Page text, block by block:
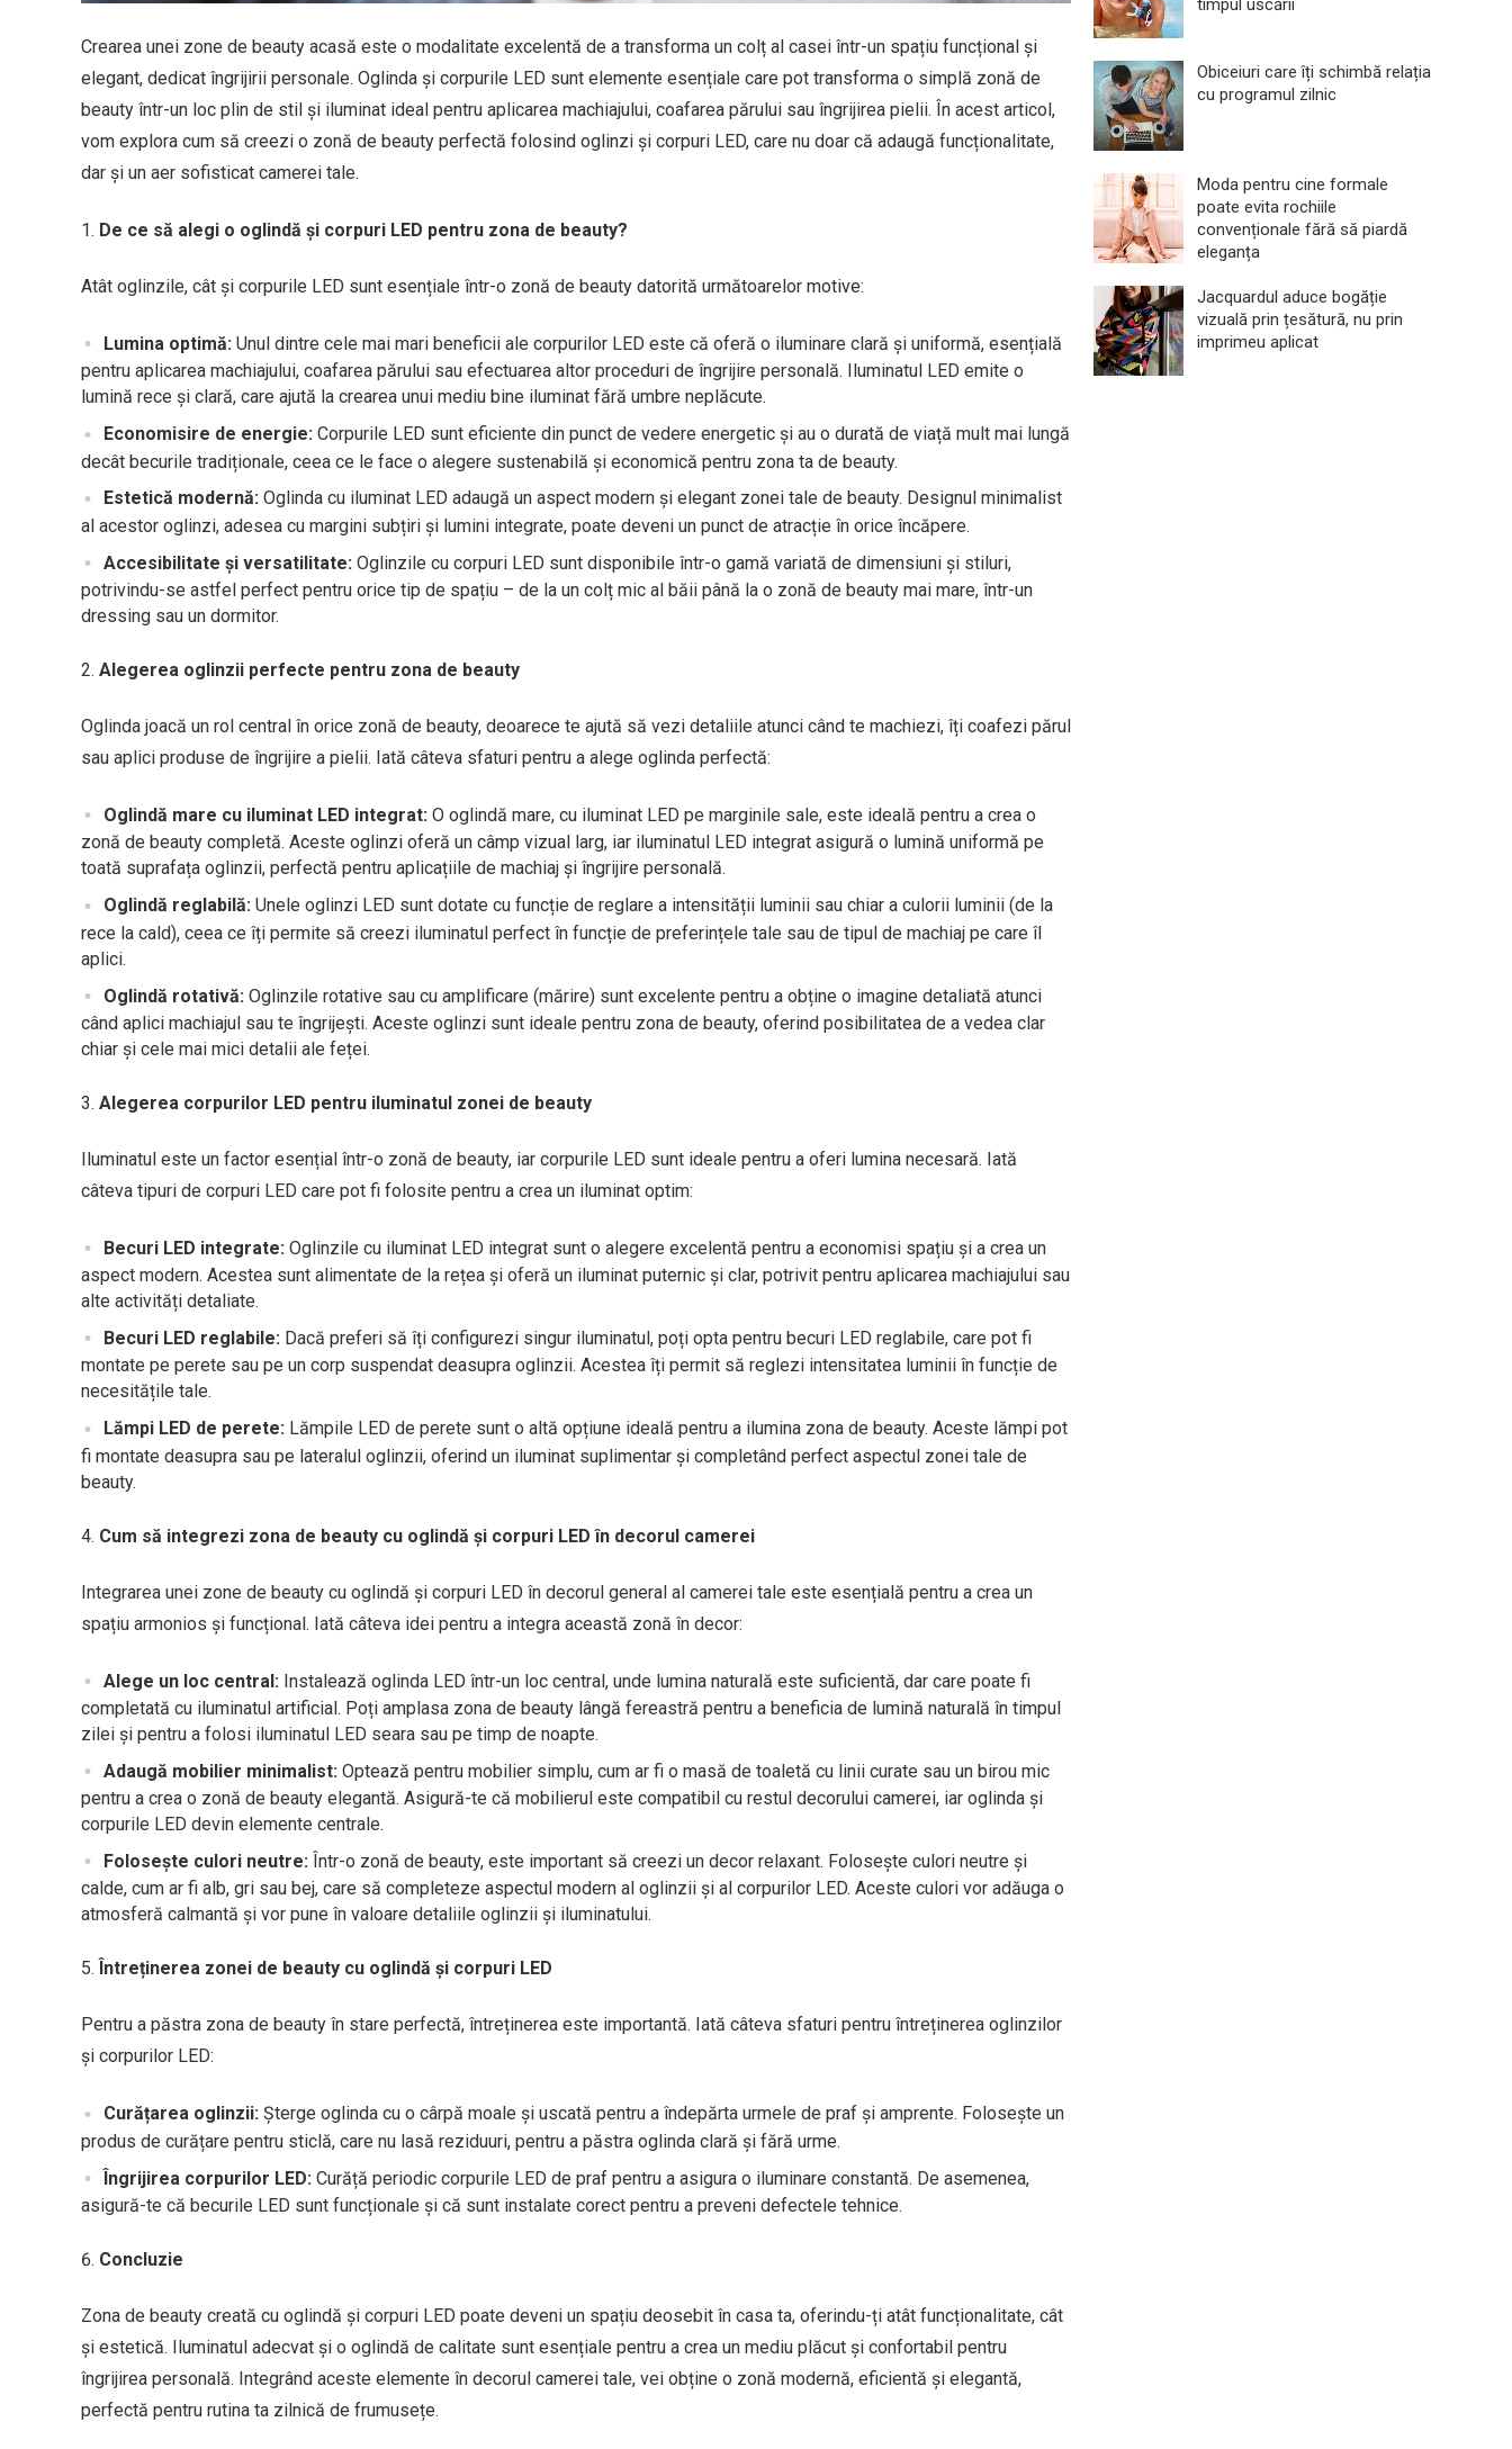
Crearea unei zone de beauty acasă este o modalitate excelentă de a transforma un colț al casei într-un spațiu funcțional și
elegant, dedicat îngrijirii personale. Oglinda și corpurile LED sunt elemente esențiale care pot transforma o simplă zonă de
beauty într-un loc plin de stil și iluminat ideal pentru aplicarea machiajului, coafarea părului sau îngrijirea pielii. În acest articol,
vom explora cum să creezi o zonă de beauty perfectă folosind oglinzi și corpuri LED, care nu doar că adaugă funcționalitate,
dar și un aer sofisticat camerei tale.
De ce să alegi o oglindă și corpuri LED pentru zona de beauty?
Atât oglinzile, cât și corpurile LED sunt esențiale într-o zonă de beauty datorită următoarelor motive:
Lumina optimă: Unul dintre cele mai mari beneficii ale corpurilor LED este că oferă o iluminare clară și uniformă, esențială
pentru aplicarea machiajului, coafarea părului sau efectuarea altor proceduri de îngrijire personală. Iluminatul LED emite o
lumină rece și clară, care ajută la crearea unui mediu bine iluminat fără umbre neplăcute.
Economisire de energie: Corpurile LED sunt eficiente din punct de vedere energetic și au o durată de viață mult mai lungă
decât becurile tradiționale, ceea ce le face o alegere sustenabilă și economică pentru zona ta de beauty.
Estetică modernă: Oglinda cu iluminat LED adaugă un aspect modern și elegant zonei tale de beauty. Designul minimalist
al acestor oglinzi, adesea cu margini subțiri și lumini integrate, poate deveni un punct de atracție în orice încăpere.
Accesibilitate și versatilitate: Oglinzile cu corpuri LED sunt disponibile într-o gamă variată de dimensiuni și stiluri,
potrivindu-se astfel perfect pentru orice tip de spațiu – de la un colț mic al băii până la o zonă de beauty mai mare, într-un
dressing sau un dormitor.
Alegerea oglinzii perfecte pentru zona de beauty
Oglinda joacă un rol central în orice zonă de beauty, deoarece te ajută să vezi detaliile atunci când te machiezi, îți coafezi părul
sau aplici produse de îngrijire a pielii. Iată câteva sfaturi pentru a alege oglinda perfectă:
Oglindă mare cu iluminat LED integrat: O oglindă mare, cu iluminat LED pe marginile sale, este ideală pentru a crea o
zonă de beauty completă. Aceste oglinzi oferă un câmp vizual larg, iar iluminatul LED integrat asigură o lumină uniformă pe
toată suprafața oglinzii, perfectă pentru aplicațiile de machiaj și îngrijire personală.
Oglindă reglabilă: Unele oglinzi LED sunt dotate cu funcție de reglare a intensității luminii sau chiar a culorii luminii (de la
rece la cald), ceea ce îți permite să creezi iluminatul perfect în funcție de preferințele tale sau de tipul de machiaj pe care îl
aplici.
Oglindă rotativă: Oglinzile rotative sau cu amplificare (mărire) sunt excelente pentru a obține o imagine detaliată atunci
când aplici machiajul sau te îngrijești. Aceste oglinzi sunt ideale pentru zona de beauty, oferind posibilitatea de a vedea clar
chiar și cele mai mici detalii ale feței.
Alegerea corpurilor LED pentru iluminatul zonei de beauty
Iluminatul este un factor esențial într-o zonă de beauty, iar corpurile LED sunt ideale pentru a oferi lumina necesară. Iată
câteva tipuri de corpuri LED care pot fi folosite pentru a crea un iluminat optim:
Becuri LED integrate: Oglinzile cu iluminat LED integrat sunt o alegere excelentă pentru a economisi spațiu și a crea un
aspect modern. Acestea sunt alimentate de la rețea și oferă un iluminat puternic și clar, potrivit pentru aplicarea machiajului sau
alte activități detaliate.
Becuri LED reglabile: Dacă preferi să îți configurezi singur iluminatul, poți opta pentru becuri LED reglabile, care pot fi
montate pe perete sau pe un corp suspendat deasupra oglinzii. Acestea îți permit să reglezi intensitatea luminii în funcție de
necesitățile tale.
Lămpi LED de perete: Lămpile LED de perete sunt o altă opțiune ideală pentru a ilumina zona de beauty. Aceste lămpi pot
fi montate deasupra sau pe lateralul oglinzii, oferind un iluminat suplimentar și completând perfect aspectul zonei tale de
beauty.
Cum să integrezi zona de beauty cu oglindă și corpuri LED în decorul camerei
Integrarea unei zone de beauty cu oglindă și corpuri LED în decorul general al camerei tale este esențială pentru a crea un
spațiu armonios și funcțional. Iată câteva idei pentru a integra această zonă în decor:
Alege un loc central: Instalează oglinda LED într-un loc central, unde lumina naturală este suficientă, dar care poate fi
completată cu iluminatul artificial. Poți amplasa zona de beauty lângă fereastră pentru a beneficia de lumină naturală în timpul
zilei și pentru a folosi iluminatul LED seara sau pe timp de noapte.
Adaugă mobilier minimalist: Optează pentru mobilier simplu, cum ar fi o masă de toaletă cu linii curate sau un birou mic
pentru a crea o zonă de beauty elegantă. Asigură-te că mobilierul este compatibil cu restul decorului camerei, iar oglinda și
corpurile LED devin elemente centrale.
Folosește culori neutre: Într-o zonă de beauty, este important să creezi un decor relaxant. Folosește culori neutre și
calde, cum ar fi alb, gri sau bej, care să completeze aspectul modern al oglinzii și al corpurilor LED. Aceste culori vor adăuga o
atmosferă calmantă și vor pune în valoare detaliile oglinzii și iluminatului.
Întreținerea zonei de beauty cu oglindă și corpuri LED
Pentru a păstra zona de beauty în stare perfectă, întreținerea este importantă. Iată câteva sfaturi pentru întreținerea oglinzilor
și corpurilor LED:
Curățarea oglinzii: Șterge oglinda cu o cârpă moale și uscată pentru a îndepărta urmele de praf și amprente. Folosește un
produs de curățare pentru sticlă, care nu lasă reziduuri, pentru a păstra oglinda clară și fără urme.
Îngrijirea corpurilor LED: Curăță periodic corpurile LED de praf pentru a asigura o iluminare constantă. De asemenea,
asigură-te că becurile LED sunt funcționale și că sunt instalate corect pentru a preveni defectele tehnice.
Concluzie
Zona de beauty creată cu oglindă și corpuri LED poate deveni un spațiu deosebit în casa ta, oferindu-ți atât funcționalitate, cât
și estetică. Iluminatul adecvat și o oglindă de calitate sunt esențiale pentru a crea un mediu plăcut și confortabil pentru
îngrijirea personală. Integrând aceste elemente în decorul camerei tale, vei obține o zonă modernă, eficientă și elegantă,
perfectă pentru rutina ta zilnică de frumusețe.
timpul uscării
Obiceiuri care îți schimbă relația
cu programul zilnic
Moda pentru cine formale
poate evita rochiile
convenționale fără să piardă
eleganța
Jacquardul aduce bogăție
vizuală prin țesătură, nu prin
imprimeu aplicat